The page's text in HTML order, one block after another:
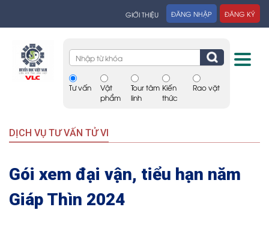
GIỚI THIỆU ĐĂNG NHẬP ĐĂNG KÝ
Tư vấn
Vật
phẩm
Tour tâm
linh
Kiến
thức
Rao vặt
DỊCH VỤ TƯ VẤN TỬ VI
Gói xem đại vận, tiểu hạn năm
Giáp Thìn 2024